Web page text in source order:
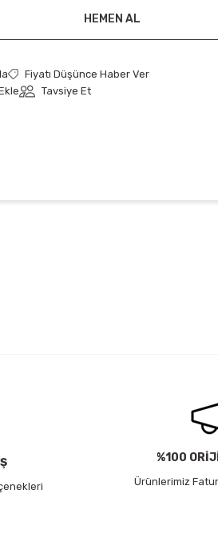
HEMEN AL
Fiyatı Düşünce Haber Ver
Tavsiye Et
%100
Ürünlerimiz